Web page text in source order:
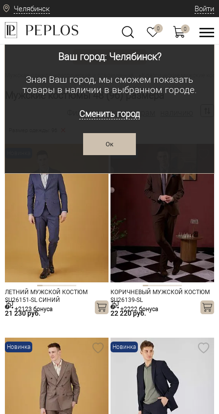
Челябинск
Ваш город: Челябинск?
Зная Ваш город, мы сможем показать
товары в наличии в выбранном городе.
Сменить город
Ок
Войти
0 0
Вид одежды
Мужская одежда: классическая и современная
Мужские костюмы 48 (96) размера
Фильтр по: параметрам
ЛЕТНИЙ МУЖСКОЙ КОСТЮМ
SU26151-SL СИНИЙ
21 230 руб.
+2123 бонуса
КОРИЧНЕВЫЙ МУЖСКОЙ КОСТЮМ
SU26139-SL
22 220 руб.
+2222 бонуса
Новинка Новинка